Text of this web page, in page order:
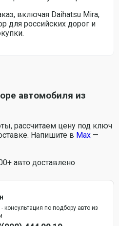
включая Daihatsu Mira,
для российских дорог и
автомобиля из
рассчитаем цену под ключ
Напишите в Max —
авто доставлено
консультация по подбору авто из